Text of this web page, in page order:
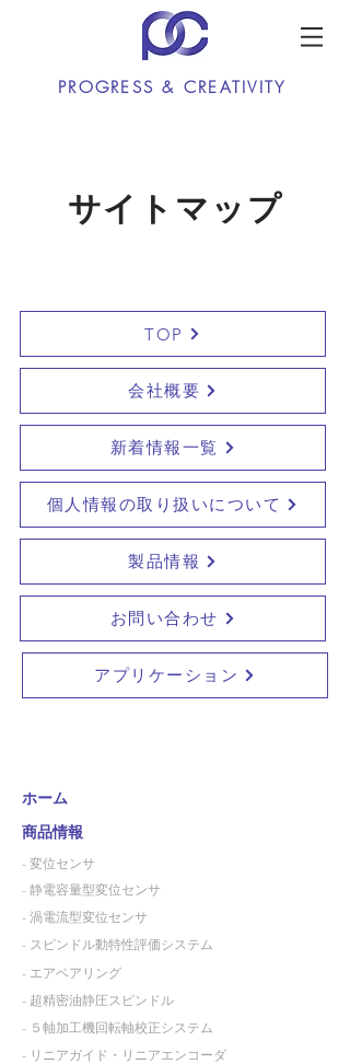
PROGRESS & CREATIVITY
サイトマップ
TOP
会社概要
新着情報一覧
個人情報の取り扱いについて
製品情報
お問い合わせ
アプリケーション
ホーム
商品情報
- 変位センサ
- 静電容量型変位センサ
- 渦電流型変位センサ
- スピンドル動特性評価システム
- エアベアリング
- 超精密油静圧スピンドル
- ５軸加工機回転軸校正システム
- リニアガイド・リニアエンコーダ